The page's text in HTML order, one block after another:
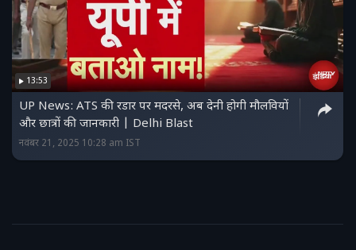
13:53
UP News: ATS की रडार पर मदरसे, अब देनी होगी मौलवियों
और छात्रों की जानकारी | Delhi Blast
नवंबर 21, 2025 10:28 am IST